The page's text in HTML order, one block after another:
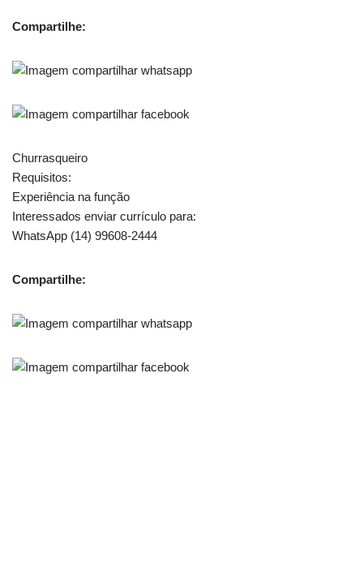
Compartilhe:
Churrasqueiro
Requisitos:
Experiência na função
Interessados enviar currículo para:
WhatsApp (14) 99608-2444
Compartilhe: